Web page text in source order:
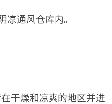
凉通风仓库内。
干燥和凉爽的地区并进